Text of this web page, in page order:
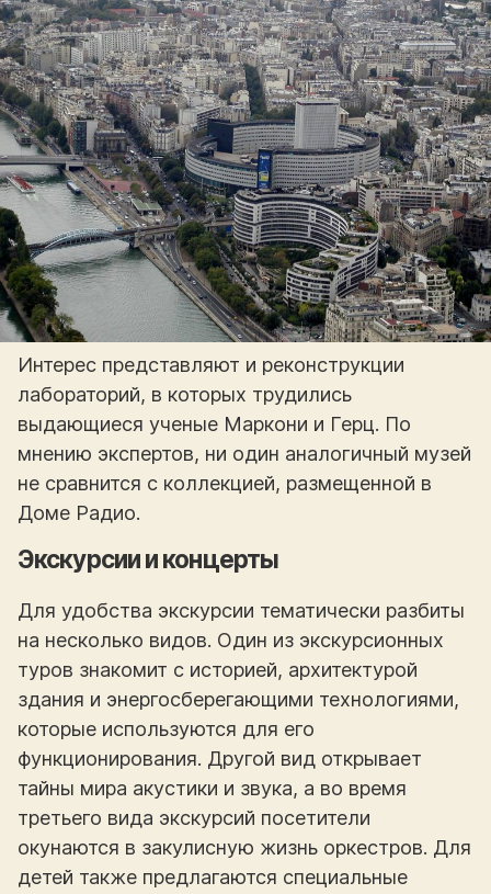
Интерес представляют и реконструкции
лабораторий, в которых трудились
выдающиеся ученые Маркони и Герц. По
мнению экспертов, ни один аналогичный музей
не сравнится с коллекцией, размещенной в
Доме Радио.
Экскурсии и концерты
Для удобства экскурсии тематически разбиты
на несколько видов. Один из экскурсионных
туров знакомит с историей, архитектурой
здания и энергосберегающими технологиями,
которые используются для его
функционирования. Другой вид открывает
тайны мира акустики и звука, а во время
третьего вида экскурсий посетители
окунаются в закулисную жизнь оркестров. Для
детей также предлагаются специальные